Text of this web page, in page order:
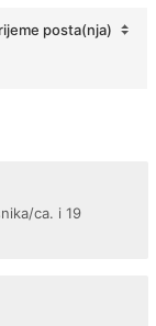
posta(nja)
ca. i 19